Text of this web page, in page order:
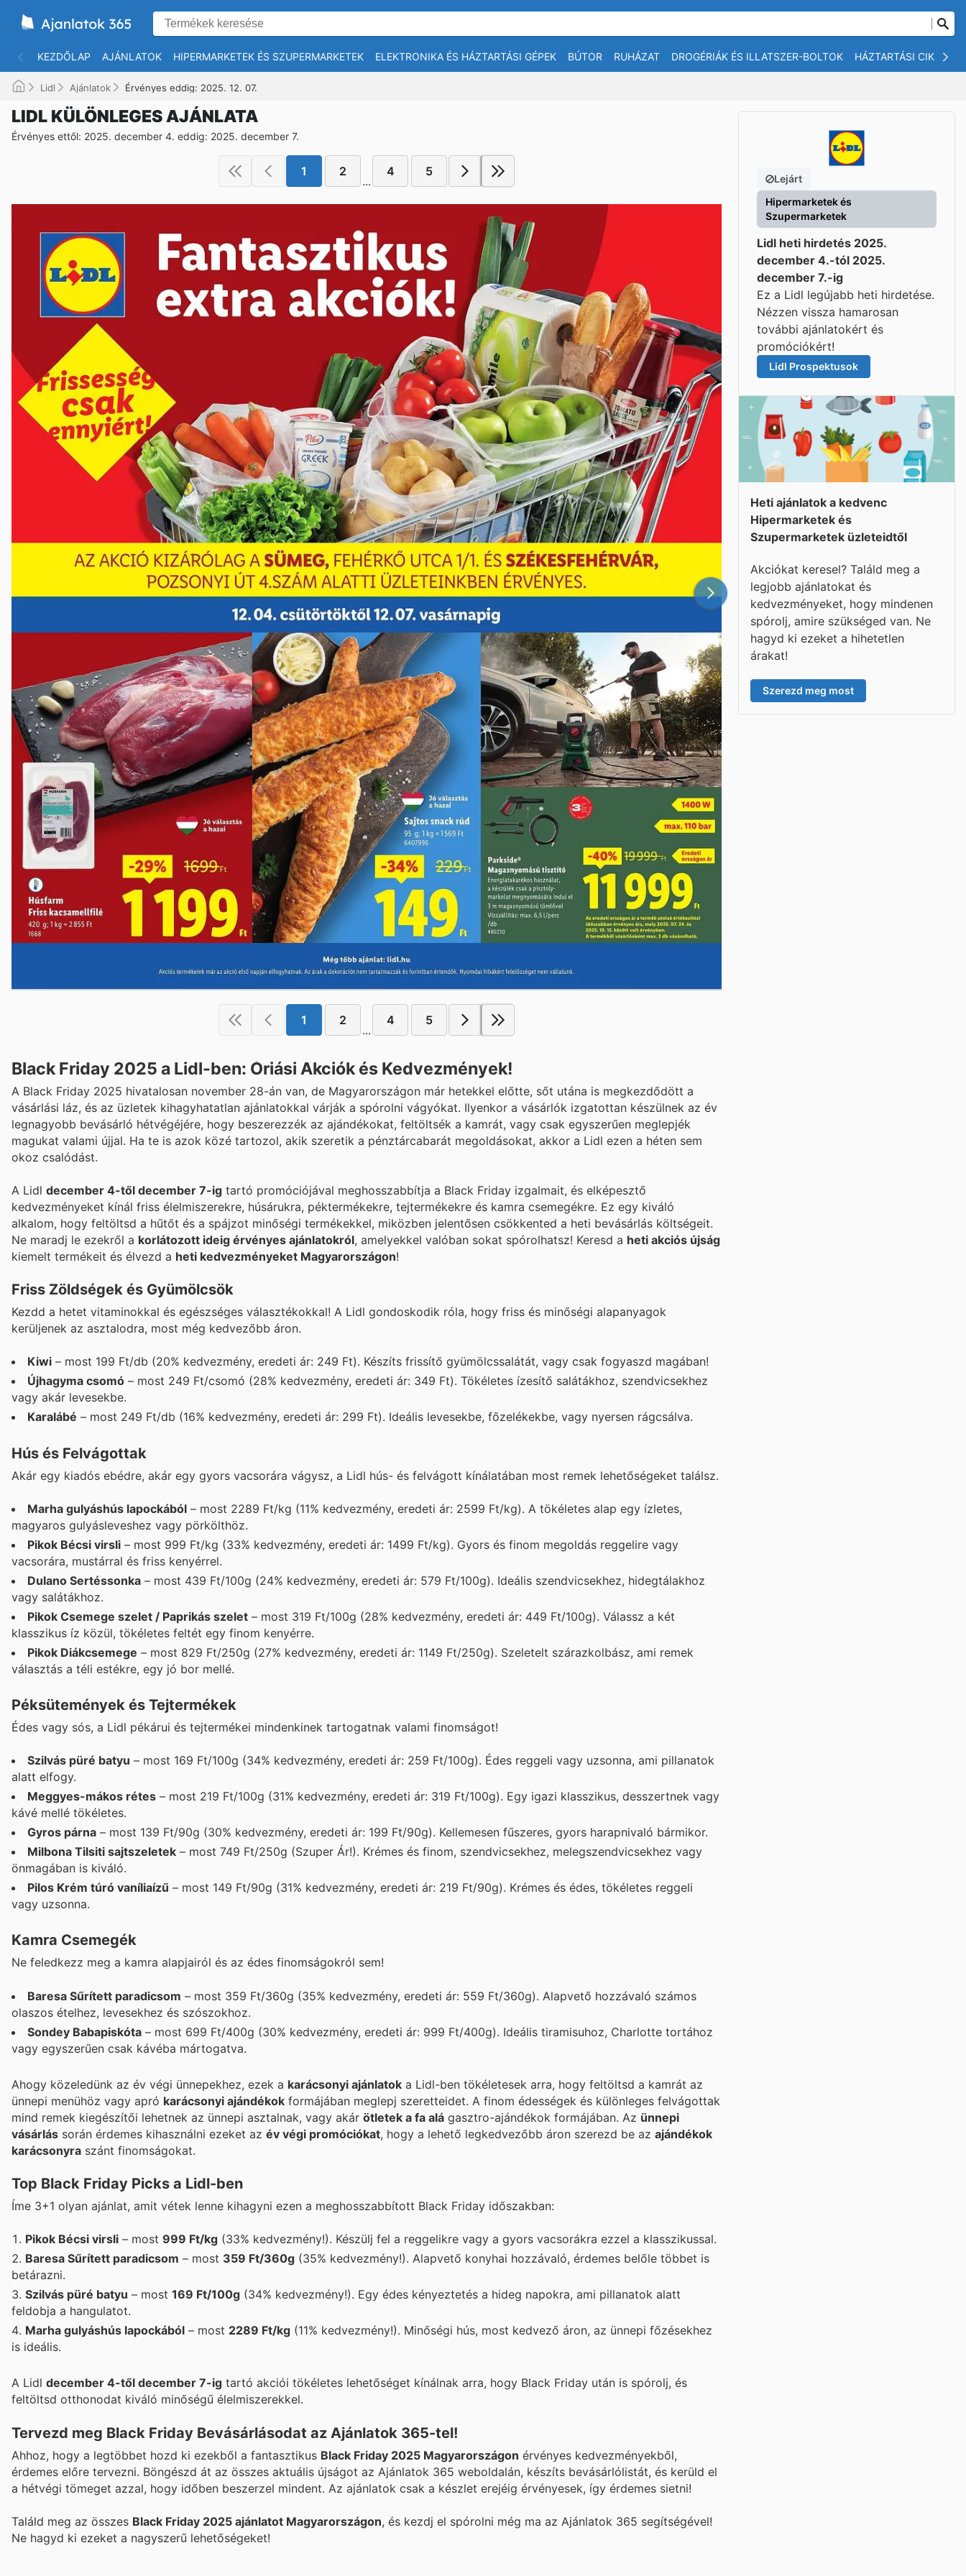
KEZDŐLAP AJÁNLATOK HIPERMARKETEK ÉS SZUPERMARKETEK ELEKTRONIKA ÉS HÁZTARTÁSI GÉPEK BÚTOR RUHÁZAT DROGÉRIÁK ÉS ILLATSZER-BOLTOK HÁZTARTÁSI CIKKEK
Lidl Ajánlatok Érvényes eddig: 2025. 12. 07.
LIDL KÜLÖNLEGES AJÁNLATA
Érvényes ettől: 2025. december 4. eddig: 2025. december 7.
1 2
...
4 5
1 2
...
4 5
Black Friday 2025 a Lidl-ben: Óriási Akciók és Kedvezmények!
A Black Friday 2025 hivatalosan november 28-án van, de Magyarországon már hetekkel előtte, sőt utána is megkezdődött a
vásárlási láz, és az üzletek kihagyhatatlan ajánlatokkal várják a spórolni vágyókat. Ilyenkor a vásárlók izgatottan készülnek az év
legnagyobb bevásárló hétvégéjére, hogy beszerezzék az ajándékokat, feltöltsék a kamrát, vagy csak egyszerűen meglepjék
magukat valami újjal. Ha te is azok közé tartozol, akik szeretik a pénztárcabarát megoldásokat, akkor a Lidl ezen a héten sem
okoz csalódást.
A Lidl december 4-től december 7-ig tartó promóciójával meghosszabbítja a Black Friday izgalmait, és elképesztő
kedvezményeket kínál friss élelmiszerekre, húsárukra, péktermékekre, tejtermékekre és kamra csemegékre. Ez egy kiváló
alkalom, hogy feltöltsd a hűtőt és a spájzot minőségi termékekkel, miközben jelentősen csökkented a heti bevásárlás költségeit.
Ne maradj le ezekről a korlátozott ideig érvényes ajánlatokról, amelyekkel valóban sokat spórolhatsz! Keresd a heti akciós újság
kiemelt termékeit és élvezd a heti kedvezményeket Magyarországon!
Friss Zöldségek és Gyümölcsök
Kezdd a hetet vitaminokkal és egészséges választékokkal! A Lidl gondoskodik róla, hogy friss és minőségi alapanyagok
kerüljenek az asztalodra, most még kedvezőbb áron.
Kiwi – most 199 Ft/db (20% kedvezmény, eredeti ár: 249 Ft). Készíts frissítő gyümölcssalátát, vagy csak fogyaszd magában!
Újhagyma csomó – most 249 Ft/csomó (28% kedvezmény, eredeti ár: 349 Ft). Tökéletes ízesítő salátákhoz, szendvicsekhez
vagy akár levesekbe.
Karalábé – most 249 Ft/db (16% kedvezmény, eredeti ár: 299 Ft). Ideális levesekbe, főzelékekbe, vagy nyersen rágcsálva.
Hús és Felvágottak
Akár egy kiadós ebédre, akár egy gyors vacsorára vágysz, a Lidl hús- és felvágott kínálatában most remek lehetőségeket találsz.
Marha gulyáshús lapockából – most 2289 Ft/kg (11% kedvezmény, eredeti ár: 2599 Ft/kg). A tökéletes alap egy ízletes,
magyaros gulyásleveshez vagy pörkölthöz.
Pikok Bécsi virsli – most 999 Ft/kg (33% kedvezmény, eredeti ár: 1499 Ft/kg). Gyors és finom megoldás reggelire vagy
vacsorára, mustárral és friss kenyérrel.
Dulano Sertéssonka – most 439 Ft/100g (24% kedvezmény, eredeti ár: 579 Ft/100g). Ideális szendvicsekhez, hidegtálakhoz
vagy salátákhoz.
Pikok Csemege szelet / Paprikás szelet – most 319 Ft/100g (28% kedvezmény, eredeti ár: 449 Ft/100g). Válassz a két
klasszikus íz közül, tökéletes feltét egy finom kenyérre.
Pikok Diákcsemege – most 829 Ft/250g (27% kedvezmény, eredeti ár: 1149 Ft/250g). Szeletelt szárazkolbász, ami remek
választás a téli estékre, egy jó bor mellé.
Péksütemények és Tejtermékek
Édes vagy sós, a Lidl pékárui és tejtermékei mindenkinek tartogatnak valami finomságot!
Szilvás püré batyu – most 169 Ft/100g (34% kedvezmény, eredeti ár: 259 Ft/100g). Édes reggeli vagy uzsonna, ami pillanatok
alatt elfogy.
Meggyes-mákos rétes – most 219 Ft/100g (31% kedvezmény, eredeti ár: 319 Ft/100g). Egy igazi klasszikus, desszertnek vagy
kávé mellé tökéletes.
Gyros párna – most 139 Ft/90g (30% kedvezmény, eredeti ár: 199 Ft/90g). Kellemesen fűszeres, gyors harapnivaló bármikor.
Milbona Tilsiti sajtszeletek – most 749 Ft/250g (Szuper Ár!). Krémes és finom, szendvicsekhez, melegszendvicsekhez vagy
önmagában is kiváló.
Pilos Krém túró vaníliaízű – most 149 Ft/90g (31% kedvezmény, eredeti ár: 219 Ft/90g). Krémes és édes, tökéletes reggeli
vagy uzsonna.
Kamra Csemegék
Ne feledkezz meg a kamra alapjairól és az édes finomságokról sem!
Baresa Sűrített paradicsom – most 359 Ft/360g (35% kedvezmény, eredeti ár: 559 Ft/360g). Alapvető hozzávaló számos
olaszos ételhez, levesekhez és szószokhoz.
Sondey Babapiskóta – most 699 Ft/400g (30% kedvezmény, eredeti ár: 999 Ft/400g). Ideális tiramisuhoz, Charlotte tortához
vagy egyszerűen csak kávéba mártogatva.
Ahogy közeledünk az év végi ünnepekhez, ezek a karácsonyi ajánlatok a Lidl-ben tökéletesek arra, hogy feltöltsd a kamrát az
ünnepi menühöz vagy apró karácsonyi ajándékok formájában meglepj szeretteidet. A finom édességek és különleges felvágottak
mind remek kiegészítői lehetnek az ünnepi asztalnak, vagy akár ötletek a fa alá gasztro-ajándékok formájában. Az ünnepi
vásárlás során érdemes kihasználni ezeket az év végi promóciókat, hogy a lehető legkedvezőbb áron szerezd be az ajándékok
karácsonyra szánt finomságokat.
Top Black Friday Picks a Lidl-ben
Íme 3+1 olyan ajánlat, amit vétek lenne kihagyni ezen a meghosszabbított Black Friday időszakban:
Pikok Bécsi virsli – most 999 Ft/kg (33% kedvezmény!). Készülj fel a reggelikre vagy a gyors vacsorákra ezzel a klasszikussal.
Baresa Sűrített paradicsom – most 359 Ft/360g (35% kedvezmény!). Alapvető konyhai hozzávaló, érdemes belőle többet is
betárazni.
Szilvás püré batyu – most 169 Ft/100g (34% kedvezmény!). Egy édes kényeztetés a hideg napokra, ami pillanatok alatt
feldobja a hangulatot.
Marha gulyáshús lapockából – most 2289 Ft/kg (11% kedvezmény!). Minőségi hús, most kedvező áron, az ünnepi főzésekhez
is ideális.
A Lidl december 4-től december 7-ig tartó akciói tökéletes lehetőséget kínálnak arra, hogy Black Friday után is spórolj, és
feltöltsd otthonodat kiváló minőségű élelmiszerekkel.
Tervezd meg Black Friday Bevásárlásodat az Ajánlatok 365-tel!
Ahhoz, hogy a legtöbbet hozd ki ezekből a fantasztikus Black Friday 2025 Magyarországon érvényes kedvezményekből,
érdemes előre tervezni. Böngészd át az összes aktuális újságot az Ajánlatok 365 weboldalán, készíts bevásárlólistát, és kerüld el
a hétvégi tömeget azzal, hogy időben beszerzel mindent. Az ajánlatok csak a készlet erejéig érvényesek, így érdemes sietni!
Találd meg az összes Black Friday 2025 ajánlatot Magyarországon, és kezdj el spórolni még ma az Ajánlatok 365 segítségével!
Ne hagyd ki ezeket a nagyszerű lehetőségeket!
Lejárt
Hipermarketek és
Szupermarketek
Lidl heti hirdetés 2025.
december 4.-tól 2025.
december 7.-ig
Ez a Lidl legújabb heti hirdetése.
Nézzen vissza hamarosan
további ajánlatokért és
promóciókért!
Lidl Prospektusok
Heti ajánlatok a kedvenc
Hipermarketek és
Szupermarketek üzleteidtől
Akciókat keresel? Találd meg a
legjobb ajánlatokat és
kedvezményeket, hogy mindenen
spórolj, amire szükséged van. Ne
hagyd ki ezeket a hihetetlen
árakat!
Szerezd meg most